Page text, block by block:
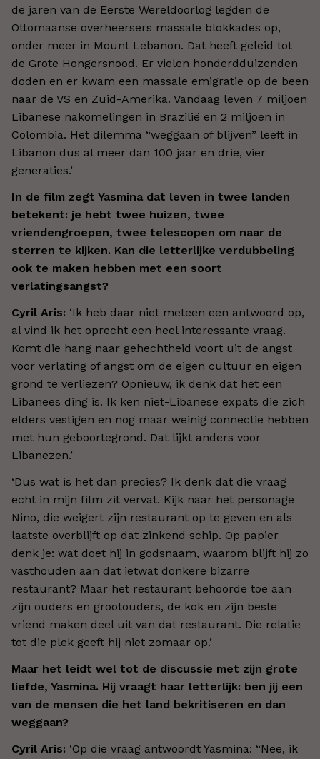
de jaren van de Eerste Wereldoorlog legden de
Ottomaanse overheersers massale blokkades op,
onder meer in Mount Lebanon. Dat heeft geleid tot
de Grote Hongersnood. Er vielen honderdduizenden
doden en er kwam een massale emigratie op de been
naar de VS en Zuid-Amerika. Vandaag leven 7 miljoen
Libanese nakomelingen in Brazilië en 2 miljoen in
Colombia. Het dilemma “weggaan of blijven” leeft in
Libanon dus al meer dan 100 jaar en drie, vier
generaties.’
In de film zegt Yasmina dat leven in twee landen
betekent: je hebt twee huizen, twee
vriendengroepen, twee telescopen om naar de
sterren te kijken. Kan die letterlijke verdubbeling
ook te maken hebben met een soort
verlatingsangst?
Cyril Aris: ‘Ik heb daar niet meteen een antwoord op,
al vind ik het oprecht een heel interessante vraag.
Komt die hang naar gehechtheid voort uit de angst
voor verlating of angst om de eigen cultuur en eigen
grond te verliezen? Opnieuw, ik denk dat het een
Libanees ding is. Ik ken niet-Libanese expats die zich
elders vestigen en nog maar weinig connectie hebben
met hun geboortegrond. Dat lijkt anders voor
Libanezen.’
‘Dus wat is het dan precies? Ik denk dat die vraag
echt in mijn film zit vervat. Kijk naar het personage
Nino, die weigert zijn restaurant op te geven en als
laatste overblijft op dat zinkend schip. Op papier
denk je: wat doet hij in godsnaam, waarom blijft hij zo
vasthouden aan dat ietwat donkere bizarre
restaurant? Maar het restaurant behoorde toe aan
zijn ouders en grootouders, de kok en zijn beste
vriend maken deel uit van dat restaurant. Die relatie
tot die plek geeft hij niet zomaar op.’
Maar het leidt wel tot de discussie met zijn grote
liefde, Yasmina. Hij vraagt haar letterlijk: ben jij een
van de mensen die het land bekritiseren en dan
weggaan?
Cyril Aris: ‘Op die vraag antwoordt Yasmina: “Nee, ik